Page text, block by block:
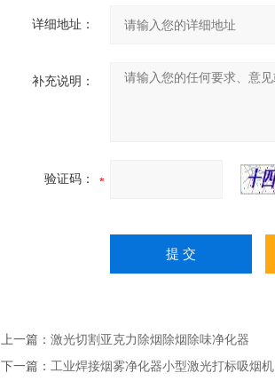
详细地址：
补充说明：
验证码：
上一篇： 激光切割亚克力除烟除烟除味净化器
下一篇： 工业焊接烟雾净化器小型激光打标吸烟机